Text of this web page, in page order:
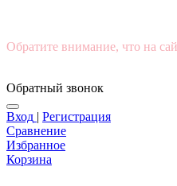
Обратите внимание, что на
Обратный звонок
Вход | Регистрация
Сравнение
Избранное
Корзина